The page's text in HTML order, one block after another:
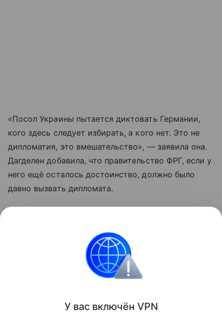
«Посол Украины пытается диктовать Германии,
кого здесь следует избирать, а кого нет. Это не
дипломатия, это вмешательство», — заявила она.
Дагделен добавила, что правительство ФРГ, если у
него ещё осталось достоинство, должно было
давно вызвать дипломата.
Украина Россия
Поделиться
У вас включён VPN